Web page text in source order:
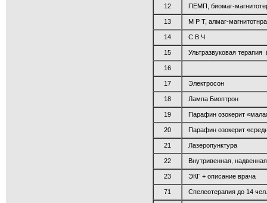
12 ПЕМП, биомаг-
13 М Р Т, алмаг-
14 С В Ч
15 Ультразвуковая терапия
16
17 Электросон
18 Лампа Биоптрон
19 Парафин озокерит
20 Парафин озокерит
21 Лазеропунктура
22 Внутривенная,
23 ЭКГ + описание врача
71 Спелеотерапия до 14